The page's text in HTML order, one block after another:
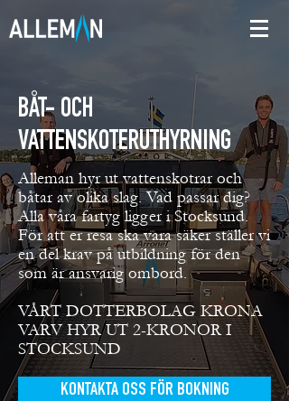
BÅT- OCH
VATTENSKOTERUTHYRNING
Alleman hyr ut vattenskotrar och
båtar av olika slag. Vad passar dig?
Alla våra fartyg ligger i Stocksund.
För att er resa ska vara säker ställer vi
en del krav på utbildning för den
som är ansvarig ombord.
VÅRT DOTTERBOLAG KRONA
VARV HYR UT 2-KRONOR I
STOCKSUND
KONTAKTA OSS FÖR BOKNING